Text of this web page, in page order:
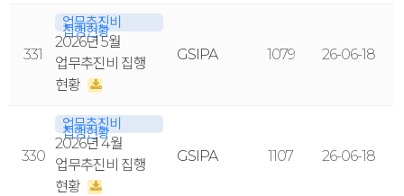
331
업무추진비
집행현황
2026년 5월
업무추진비 집행
현황
GSIPA 1079 26-06-18
330
업무추진비
집행현황
2026년 4월
업무추진비 집행
현황
GSIPA 1107 26-06-18